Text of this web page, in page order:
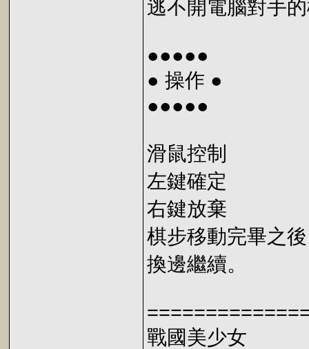
逃不開電腦對手
●●●●●
● 操作 ●
●●●●●
滑鼠控制
左鍵確定
右鍵放棄
棋步移動完畢之
換邊繼續。
戰國美少女